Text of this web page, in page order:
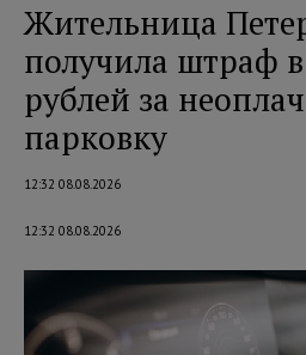
Жительница
получила штраф
рублей за
парковку
12:32 08.08.2026
12:32 08.08.2026